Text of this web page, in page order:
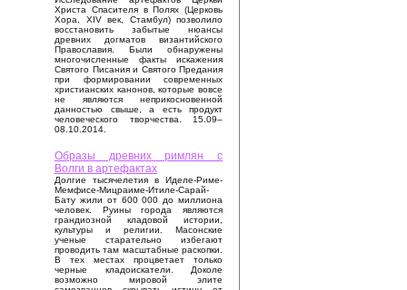
Христа Спасителя в Полях (Церковь
Хора, XIV век, Стамбул) позволило
восстановить забытые нюансы
древних догматов византийского
Православия. Были обнаружены
многочисленные факты искажения
Святого Писания и Святого Предания
при формировании современных
христианских канонов, которые вовсе
не являются неприкосновенной
данностью свыше, а есть продукт
человеческого творчества. 15.09–
08.10.2014.
Образы древних римлян с
Волги в артефактах
Долгие тысячелетия в Иделе-Риме-
Мемфисе-Мицраиме-Итиле-Сарай-
Бату жили от 600 000 до миллиона
человек. Руины города являются
грандиозной кладовой истории,
культуры и религии. Масонские
ученые старательно избегают
проводить там масштабные раскопки.
В тех местах процветает только
черные кладоискатели. Доколе
возможно мировой элите